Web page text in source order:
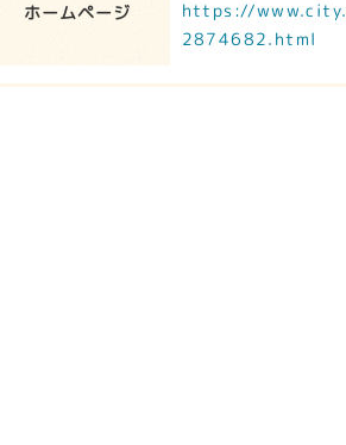
ホームページ
https://
2874682.html